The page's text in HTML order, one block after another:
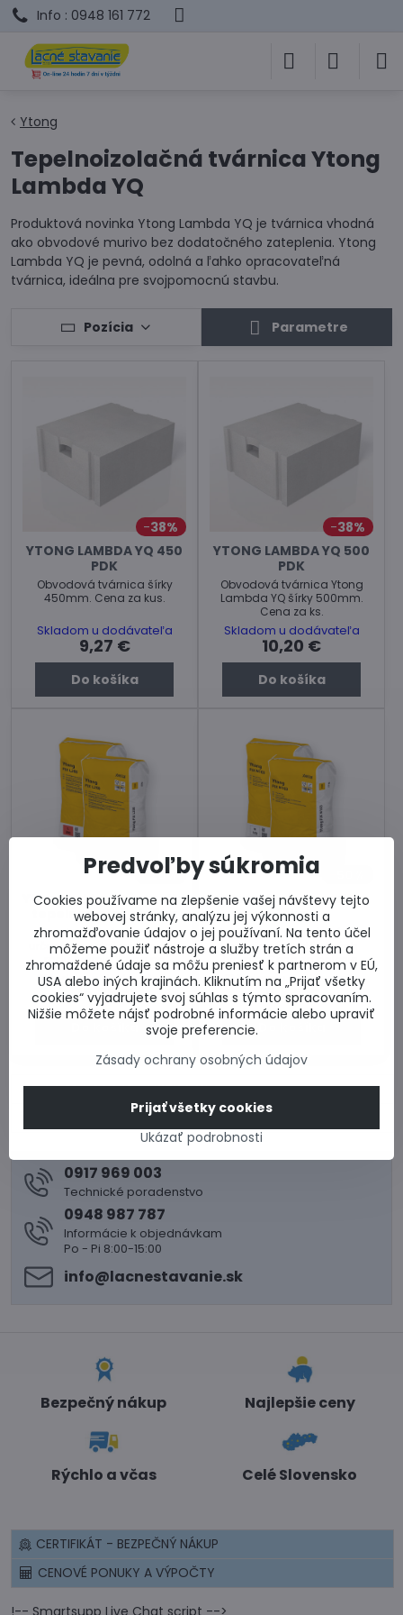
Info : 0948 161 772
Ytong
Tepelnoizolačná tvárnica Ytong
Lambda YQ
Produktová novinka Ytong Lambda YQ je tvárnica vhodná
ako obvodové murivo bez dodatočného zateplenia. Ytong
Lambda YQ je pevná, odolná a ľahko opracovateľná
tvárnica, ideálna pre svojpomocnú stavbu.
Pozícia Parametre
38%
YTONG LAMBDA YQ 450
PDK
Obvodová tvárnica šírky
450mm. Cena za kus.
Skladom u dodávateľa
9,27 €
Do košíka
38%
YTONG LAMBDA YQ 500
PDK
Obvodová tvárnica Ytong
Lambda YQ šírky 500mm.
Cena za ks.
Skladom u dodávateľa
10,20 €
Do košíka
20%
Ytong zakladacia malta
tepelnoizolačná 15kg
Tepelnoizolačná malta
určené pre založenie prvého
radu tvárnic Ytong na
základovú dosku. Cena za
balenie.
Skladom u dodávateľa
15,26 €
Do košíka
Ytong lepiaca malta
17kg
Lepiaca malta určená pre
lepenie pórobetónových
tvárnic. Cena za balenie.
Skladom u dodávateľa
5,84 €
DODACIE PODMIENKY YTONG
ŽIADOSŤ O CENOVÚ PONUKU
0917 969 003
Technické poradenstvo
0948 987 787
Informácie k objednávkam
Po - Pi 8:00-15:00
info​@lacnestavanie​.sk
Bezpečný nákup Najlepšie ceny
Rýchlo a včas Celé Slovensko
CERTIFIKÁT - BEZPEČNÝ NÁKUP
CENOVÉ PONUKY A VÝPOČTY
!-- Smartsupp Live Chat script -->
Predvoľby súkromia
Cookies používame na zlepšenie vašej návštevy tejto
webovej stránky, analýzu jej výkonnosti a
zhromažďovanie údajov o jej používaní. Na tento účel
môžeme použiť nástroje a služby tretích strán a
zhromaždené údaje sa môžu preniesť k partnerom v EÚ,
USA alebo iných krajinách. Kliknutím na „Prijať všetky
cookies“ vyjadrujete svoj súhlas s týmto spracovaním.
Nižšie môžete nájsť podrobné informácie alebo upraviť
svoje preferencie.
Zásady ochrany osobných údajov
Ukázať podrobnosti
Prijať všetky cookies